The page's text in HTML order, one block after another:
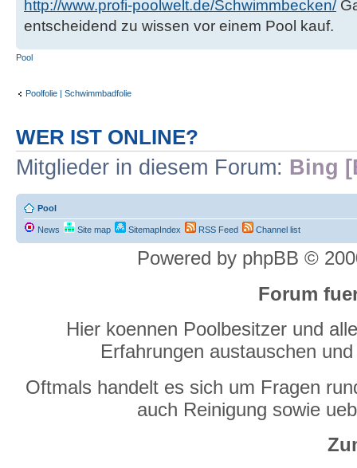
http://www.profi-poolwelt.de/Schwimmbecken/
entscheidend zu wissen vor einem Pool kauf.
Pool
Poolfolie | Schwimmbadfolie
WER IST ONLINE?
Mitglieder in diesem Forum: Bing
Pool
News Site map SitemapIndex RSS Feed Channel list
Powered by phpBB ©
Forum
Hier koennen Poolbesitzer und
Erfahrungen austauschen
Oftmals handelt es sich um Fragen
auch Reinigung sowie